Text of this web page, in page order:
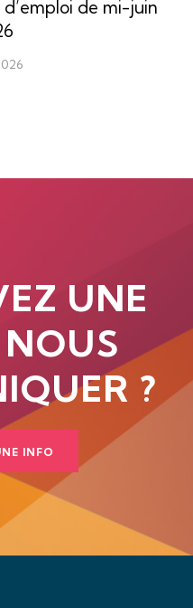
de mi-juin
UNE
?
INFO